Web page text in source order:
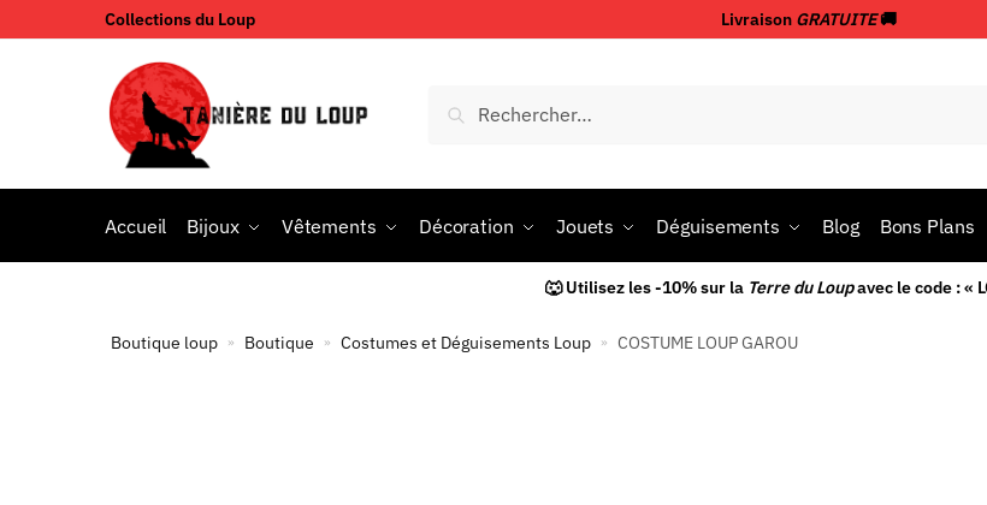
Collections du Loup Livraison GRATUITE🚚
Accueil Bijoux Vêtements Décoration Jouets Déguisements Blog Bons Plans
🐺 Utilisez les -10% sur la Terre du Loupavec le code : «
Boutique loup » Boutique » Costumes et Déguisements Loup » COSTUME LOUP GAROU